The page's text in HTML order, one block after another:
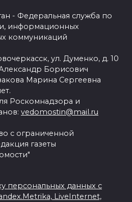
- Федеральная служба по
информационных
коммуникаций
ул. Думенко, д. 10
Борисович
Марина Сергеевна
Роскомнадзора и
vedomostin@mail.ru
с ограниченной
газеты
персональных данных с
LiveInternet,